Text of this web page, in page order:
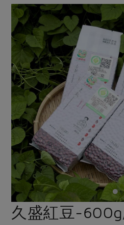
辛香料類
奶蛋豆・五穀
乳
豆製品 米
肉品・水產
畜產肉類 水產
水畜加工品
調理食材・點心
調味醬料/南北貨 烘焙
休閒零嘴 沖
保健食品
麵食
肉食
海鮮
常備菜
蔬食
蛋料理
料理方式
烘焙．點心
醬料
湯品．鍋物
漬物
預購活動
把最好的台灣味帶回家！
防災用品預購圓滿結束
2026年端午節預購圓滿結束
更多預購活動
當季產品
傳到心坎裡，誠心又澎派
合作25-經典快閃最後一週
合作25-精選產品第四彈
更多當季產品
議題活動
綠主張
觀點文章
主婦食堂 一
社內大小事 合作
產品故事 生
樂齡生活 親子
廚房瑜伽
關注議題
減硝酸鹽 惜食
非基改運動 支
廢核運動 能
減添加物 減
關於合作社
認識合作社
關於我們
合作社組織
員工與求才
產品檢驗
自主把關
檢驗報告
硝酸鹽檢驗
重要公告
久盛紅豆-